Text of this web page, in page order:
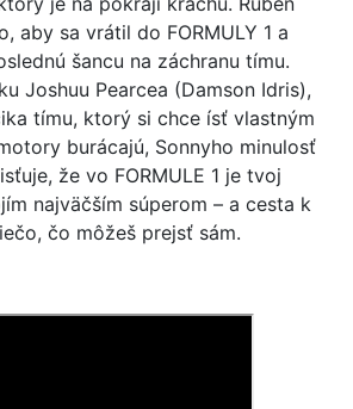
aby sa vrátil do FORMULY 1 a
šancu na záchranu tímu.
Joshuu Pearcea (Damson Idris),
tímu, ktorý si chce ísť vlastným
burácajú, Sonnyho minulosť
že vo FORMULE 1 je tvoj
najväčším súperom – a cesta k
čo môžeš prejsť sám.